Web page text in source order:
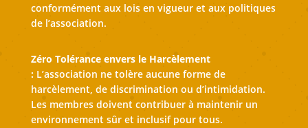
conformément aux lois en vigueur et aux politiques
de l’association.
Zéro Tolérance envers le Harcèlement
: L’association ne tolère aucune forme de
harcèlement, de discrimination ou d’intimidation.
Les membres doivent contribuer à maintenir un
environnement sûr et inclusif pour tous.